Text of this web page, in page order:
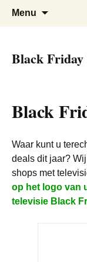
Black
De beste
Menu
Black Friday
Black
Waar kunt u
deals dit jaar?
shops met
op het logo van
televisie Black